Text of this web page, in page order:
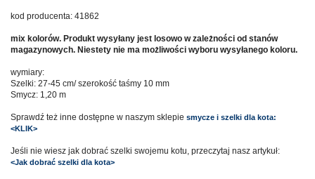
kod producenta: 41862
mix kolorów. Produkt wysyłany jest losowo w zależności od stanów
magazynowych. Niestety nie ma możliwości wyboru wysyłanego koloru.
wymiary:
Szelki: 27-45 cm/ szerokość taśmy 10 mm
Smycz: 1,20 m
Sprawdź też inne dostępne w naszym sklepie smycze i szelki dla kota:
<KLIK>
Jeśli nie wiesz jak dobrać szelki swojemu kotu, przeczytaj nasz artykuł:
<Jak dobrać szelki dla kota>